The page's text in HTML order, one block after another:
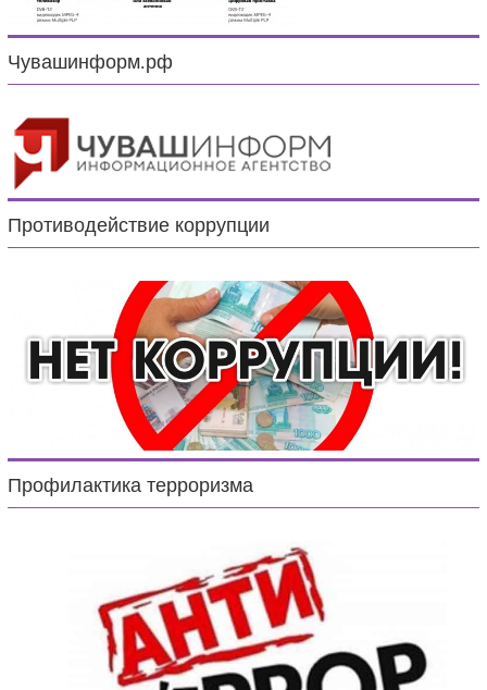
Чувашинформ.рф
Противодействие коррупции
Профилактика терроризма